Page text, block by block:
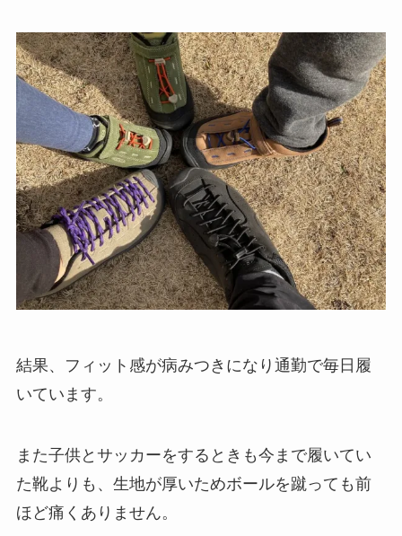
結果、フィット感が病みつきになり通勤で毎日履
いています。
また子供とサッカーをするときも今まで履いてい
た靴よりも、生地が厚いためボールを蹴っても前
ほど痛くありません。